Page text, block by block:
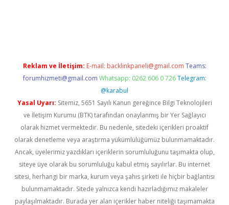
Reklam ve İletişim: E-mail: backlinkpaneli@gmail.com Teams:
forumhizmeti@gmail.com Whatsapp: 0262 606 0 726 Telegram:
@karabul
Yasal Uyarı: Sitemiz, 5651 Sayılı Kanun gereğince Bilgi Teknolojileri
ve İletişim Kurumu (BTK) tarafından onaylanmış bir Yer Sağlayıcı
olarak hizmet vermektedir. Bu nedenle, sitedeki içerikleri proaktif
olarak denetleme veya araştırma yükümlülüğümüz bulunmamaktadır.
Ancak, üyelerimiz yazdıkları içeriklerin sorumluluğunu taşımakta olup,
siteye üye olarak bu sorumluluğu kabul etmiş sayılırlar. Bu internet
sitesi, herhangi bir marka, kurum veya şahıs şirketi ile hiçbir bağlantısı
bulunmamaktadır. Sitede yalnızca kendi hazırladığımız makaleler
paylaşılmaktadır. Burada yer alan içerikler haber niteliği taşımamakta